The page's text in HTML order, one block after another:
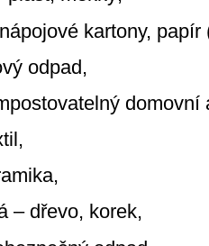
kartony, papír
odpad,
domovní
– dřevo, korek,